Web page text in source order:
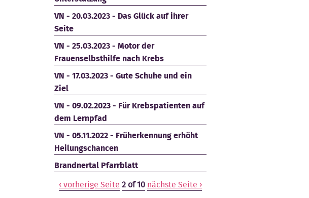
VN - 20.03.2023 - Das Glück auf ihrer
Seite
VN - 25.03.2023 - Motor der
Frauenselbsthilfe nach Krebs
VN - 17.03.2023 - Gute Schuhe und ein
Ziel
VN - 09.02.2023 - Für Krebspatienten auf
dem Lernpfad
VN - 05.11.2022 - Früherkennung erhöht
Heilungschancen
Brandnertal Pfarrblatt
‹ vorherige Seite 2 of 10 nächste Seite ›